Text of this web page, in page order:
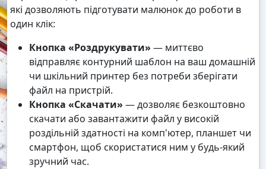
які дозволяють підготувати малюнок до роботи в
один клік:
Кнопка «Роздрукувати» — миттєво
відправляє контурний шаблон на ваш домашній
чи шкільний принтер без потреби зберігати
файл на пристрій.
Кнопка «Скачати» — дозволяє безкоштовно
скачати або завантажити файл у високій
роздільній здатності на комп'ютер, планшет чи
смартфон, щоб скористатися ним у будь-який
зручний час.